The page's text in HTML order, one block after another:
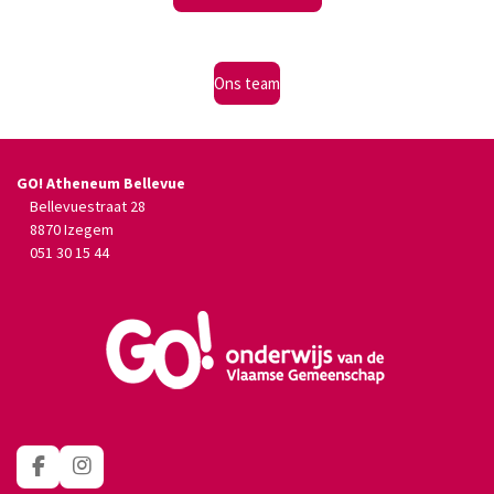
Ons team
GO! Atheneum Bellevue
Bellevuestraat 28
8870 Izegem
051 30 15 44
F
I